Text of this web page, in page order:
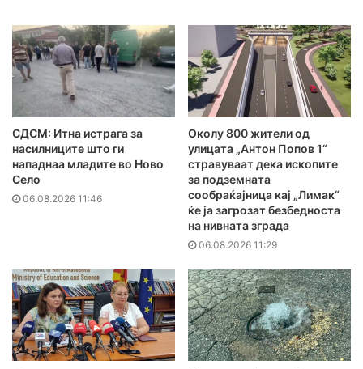
СДСМ: Итна истрага за
насилниците што ги
нападнаа младите во Ново
Село
06.08.2026 11:46
Околу 800 жители од
улицата „Антон Попов 1“
стравуваат дека ископите
за подземната
сообраќајница кај „Лимак“
ќе ја загрозат безбедноста
на нивната зграда
06.08.2026 11:29